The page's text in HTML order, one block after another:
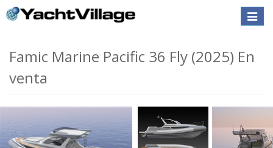
Toggle
Famic Marine Pacific 36 Fly (2025) En
venta